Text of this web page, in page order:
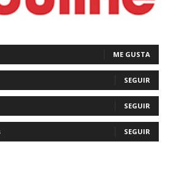
ME GUSTA
SEGUIR
SEGUIR
SEGUIR